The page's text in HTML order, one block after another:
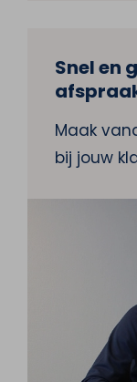
Snel en
Maak
bij jouw